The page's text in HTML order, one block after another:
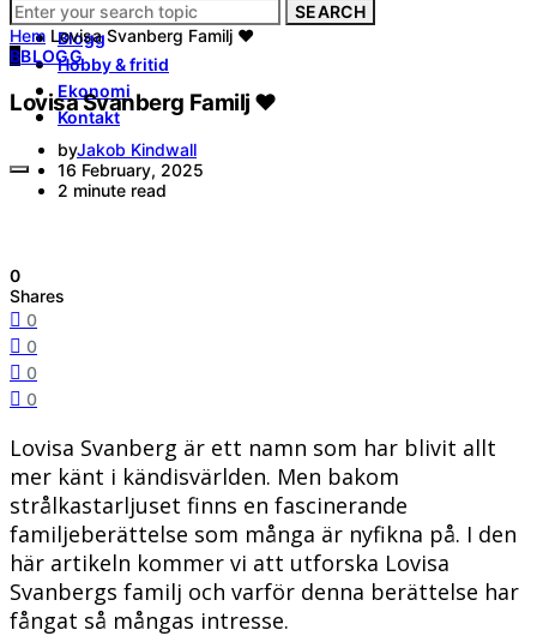
Tjänster
Blogg
Hobby & fritid
Ekonomi
Kontakt
SEARCH
Hem Lovisa Svanberg Familj ❤️
BBLOGG
Lovisa Svanberg Familj ❤️
byJakob Kindwall
16 February, 2025
2 minute read
0
Shares
0
0
0
0
Lovisa Svanberg är ett namn som har blivit allt
mer känt i kändisvärlden. Men bakom
strålkastarljuset finns en fascinerande
familjeberättelse som många är nyfikna på. I den
här artikeln kommer vi att utforska Lovisa
Svanbergs familj och varför denna berättelse har
fångat så mångas intresse.